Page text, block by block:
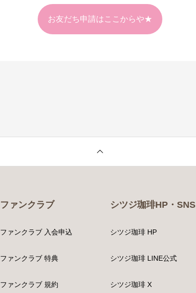
お友だち申請はここからや★
ファンクラブ
ファンクラブ 入会申込
ファンクラブ 特典
ファンクラブ 規約
シツジ珈琲HP・SNS
シツジ珈琲 HP
シツジ珈琲 LINE公式
シツジ珈琲 X